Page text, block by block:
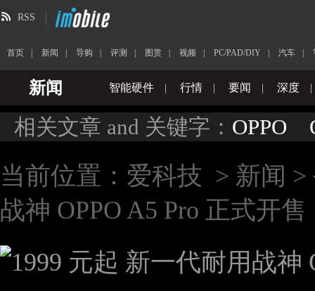
RSS
首页 新闻 导购 评测 图赏 视频 PC/PAD/DIY 汽车
新闻 智能硬件 | 行情 | 要闻 | 深度 |
相关文章 and 关键字： OPPO
当前位置： 爱科技 > 新闻 >
战神 OPPO A5 Pro 正式开售